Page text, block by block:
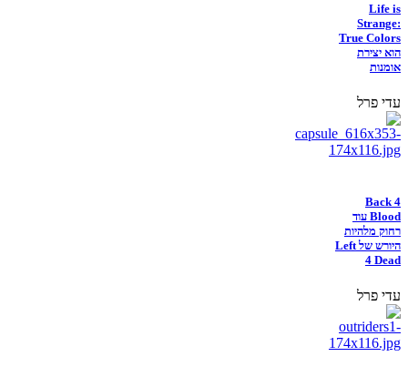
Life is
Strange:
True Colors
הוא יצירת
אומנות
עדי פרל
Back 4
Blood עוד
רחוק מלהיות
היורש של Left
4 Dead
עדי פרל